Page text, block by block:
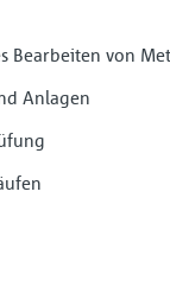
Bearbeiten von
Anlagen